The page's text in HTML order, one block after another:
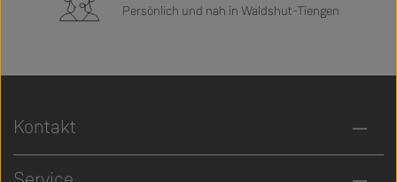
Persönlich und nah in Waldshut-Tiengen
Kontakt